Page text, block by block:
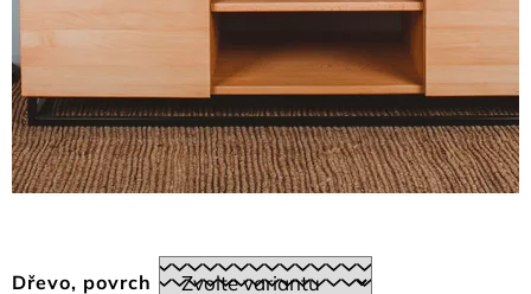
Dřevo, povrch